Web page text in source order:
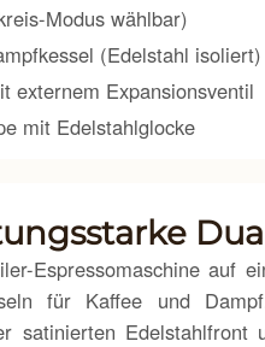
Modus wählbar)
(Edelstahl isoliert)
externem Expansionsventil
mit Edelstahlglocke
Espressomaschine auf
für Kaffee und
satinierten Edelstahlfront